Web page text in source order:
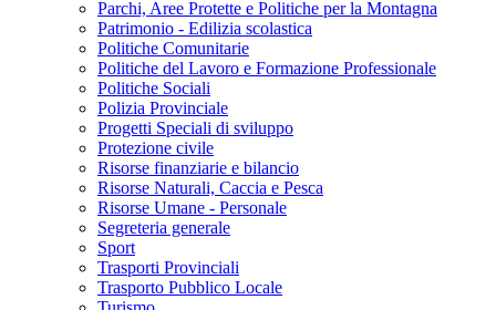
Parchi, Aree Protette e Politiche per la Montagna
Patrimonio - Edilizia scolastica
Politiche Comunitarie
Politiche del Lavoro e Formazione Professionale
Politiche Sociali
Polizia Provinciale
Progetti Speciali di sviluppo
Protezione civile
Risorse finanziarie e bilancio
Risorse Naturali, Caccia e Pesca
Risorse Umane - Personale
Segreteria generale
Sport
Trasporti Provinciali
Trasporto Pubblico Locale